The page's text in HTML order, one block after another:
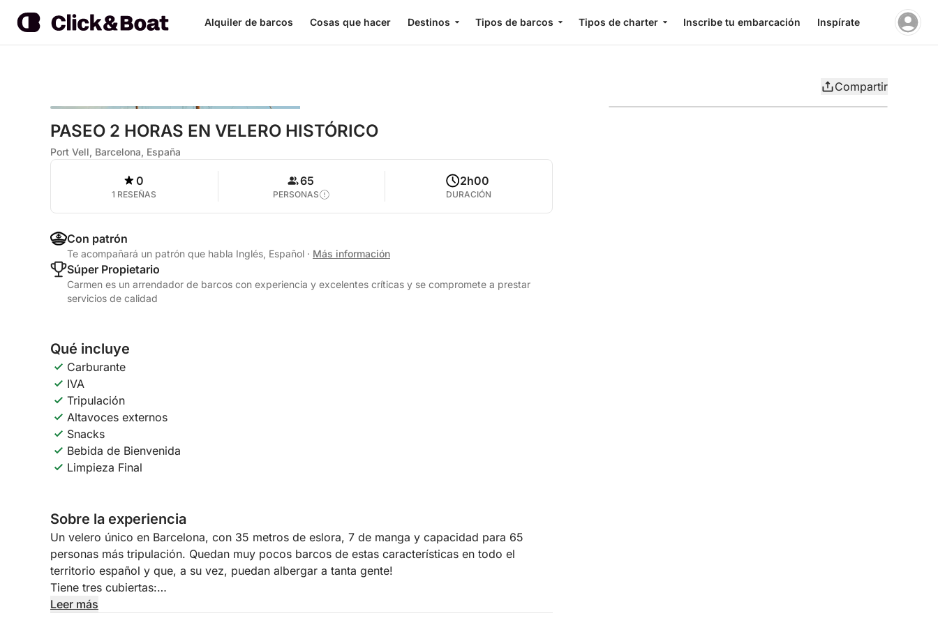
Alquiler de barcos Cosas que hacer Destinos Tipos de barcos Tipos de charter Inscribe tu embarcación Inspírate
Compartir
PASEO 2 HORAS EN VELERO HISTÓRICO
Port Vell, Barcelona, España
0
1 RESEÑAS
65
PERSONAS
2h00
DURACIÓN
Con patrón
Te acompañará un patrón que habla Inglés, Español · Más información
Súper Propietario
Carmen es un arrendador de barcos con experiencia y excelentes críticas y se compromete a prestar
servicios de calidad
Qué incluye
Carburante
IVA
Tripulación
Altavoces externos
Snacks
Bebida de Bienvenida
Limpieza Final
Sobre la experiencia
Un velero único en Barcelona, con 35 metros de eslora, 7 de manga y capacidad para 65
personas más tripulación. Quedan muy pocos barcos de estas características en todo el
territorio español y que, a su vez, puedan albergar a tanta gente!
Tiene tres cubiertas:
- Cubierta principal: incluye dos salones comedor con capacidad para 10 y 14 comensales,
Leer más